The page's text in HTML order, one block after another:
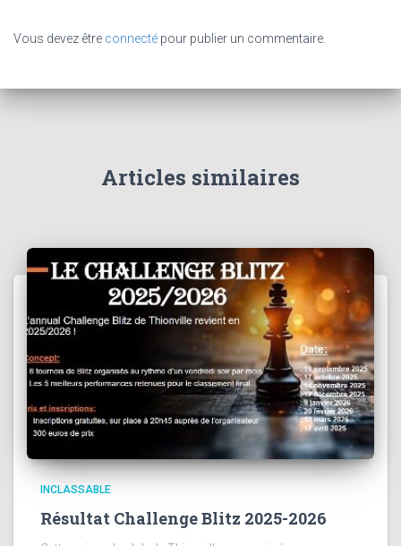
Vous devez être connecté pour publier un commentaire.
Articles similaires
INCLASSABLE
Résultat Challenge Blitz 2025-2026